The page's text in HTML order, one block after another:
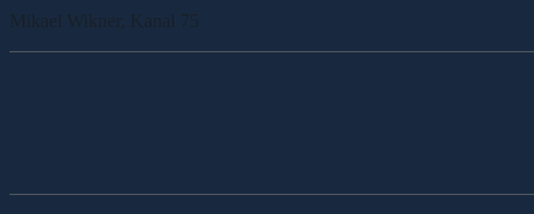
Mikael Wikner, Kanal 75